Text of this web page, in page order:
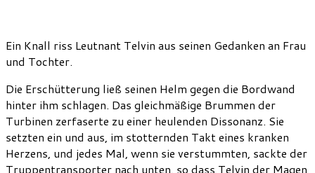
Ein Knall riss Leutnant Telvin aus seinen Gedanken an Frau
und Tochter.
Die Erschütterung ließ seinen Helm gegen die Bordwand
hinter ihm schlagen. Das gleichmäßige Brummen der
Turbinen zerfaserte zu einer heulenden Dissonanz. Sie
setzten ein und aus, im stotternden Takt eines kranken
Herzens, und jedes Mal, wenn sie verstummten, sackte der
Truppentransporter nach unten, so dass Telvin der Magen